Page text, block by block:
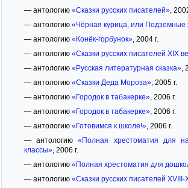
— антологию «Сказки русских писателей»,
— антологию «Чёрная курица, или Подземные
— антологию «Конёк-горбунок», 2004 г.
— антологию «Сказки русских писателей XIX
— антологию «Русская литературная сказка»,
— антологию «Сказки Деда Мороза», 2005 г.
— антологию «Городок в табакерке», 2006 г.
— антологию «Городок в табакерке», 2006 г.
— антологию «Готовимся к школе!», 2006 г.
— антологию«Полная хрестоматия для
классы», 2006 г.
— антологию «Полная хрестоматия для
— антологию «Сказки русских писателей XVIII-